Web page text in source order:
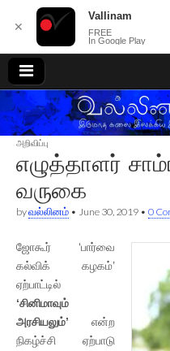
வல்லினம்
அறிவிப்பு
எழுத்தாளர்
வருகை
byவல்லினம் • June 30, 2019 • 0
ஜோகூர் ‘பார்வை
கல்விக் கழகம்’
ஏற்பாட்டில்
‘சினிமாவும்
அரசியலும்’ என்ற
நிகழ்ச்சி ஏற்பாடு
✕
Vallinam
FREE
In Google Play